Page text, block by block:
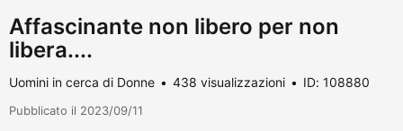
Affascinante non libero per non
libera....
Uomini in cerca di Donne 438 visualizzazioni ID: 108880
Pubblicato il 2023/09/11